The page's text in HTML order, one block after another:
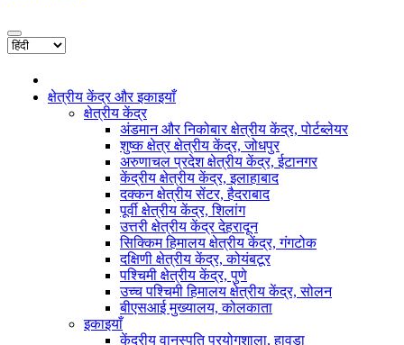
क्षेत्रीय केंद्र और इकाइयाँ
क्षेत्रीय केंद्र
अंडमान और निकोबार क्षेत्रीय केंद्र, पोर्टब्लेयर
शुष्क क्षेत्र क्षेत्रीय केंद्र, जोधपुर
अरुणाचल प्रदेश क्षेत्रीय केंद्र, ईटानगर
केंद्रीय क्षेत्रीय केंद्र, इलाहाबाद
दक्कन क्षेत्रीय सेंटर, हैदराबाद
पूर्वी क्षेत्रीय केंद्र, शिलांग
उत्तरी क्षेत्रीय केंद्र देहरादून
सिक्किम हिमालय क्षेत्रीय केंद्र, गंगटोक
दक्षिणी क्षेत्रीय केंद्र, कोयंबटूर
पश्चिमी क्षेत्रीय केंद्र, पुणे
उच्च पश्चिमी हिमालय क्षेत्रीय केंद्र, सोलन
बीएसआई मुख्यालय, कोलकाता
इकाइयाँ
केंद्रीय वानस्पति प्रयोगशाला, हावड़ा